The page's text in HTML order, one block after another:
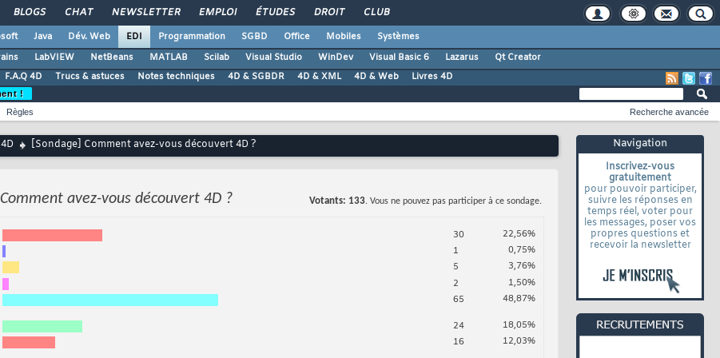
BLOGS CHAT NEWSLETTER EMPLOI ÉTUDES DROIT CLUB
Java Dév. Web EDI Programmation SGBD Office Mobiles
Systèmes
LabVIEW NetBeans MATLAB Scilab Visual Studio WinDev Visual Basic 6 Lazarus
Qt Creator
F.A.Q 4D Trucs & astuces Notes techniques 4D & SGBDR 4D & XML 4D & Web Livres 4D
Navigation
Inscrivez-vous
gratuitement
pour pouvoir participer,
suivre les réponses en
temps réel, voter pour
les messages, poser vos
propres questions et
recevoir la newsletter
!
Règles Recherche avancée
4D [Sondage] Comment avez-vous découvert 4D ?
Comment avez-vous découvert 4D ? Votants 133. Vous ne pouvez pas participer à ce sondage.
30 22,56%
1 0,75%
5 3,76%
2 1,50%
65 48,87%
24 18,05%
16 12,03%